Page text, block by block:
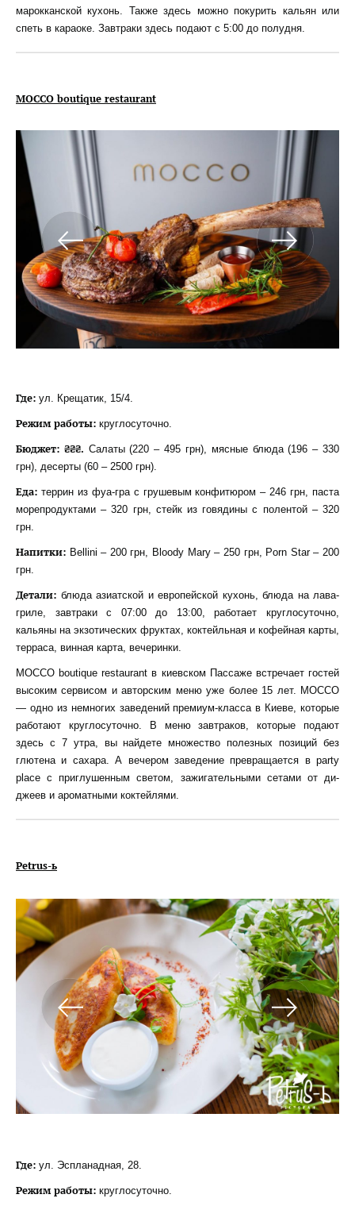
марокканской кухонь. Также здесь можно покурить кальян или
спеть в караоке. Завтраки здесь подают с 5:00 до полудня.
MOCCO boutique restaurant
Где: ул. Крещатик, 15/4.
Режим работы: круглосуточно.
Бюджет: ₴₴₴. Салаты (220 – 495 грн), мясные блюда (196 – 330
грн), десерты (60 – 2500 грн).
Еда: террин из фуа-гра с грушевым конфитюром – 246 грн, паста
морепродуктами – 320 грн, стейк из говядины с полентой – 320
грн.
Напитки: Bellini – 200 грн, Bloody Mary – 250 грн, Porn Star – 200
грн.
Детали: блюда азиатской и европейской кухонь, блюда на лава-
гриле, завтраки с 07:00 до 13:00, работает круглосуточно,
кальяны на экзотических фруктах, коктейльная и кофейная карты,
терраса, винная карта, вечеринки.
MOCCO boutique restaurant в киевском Пассаже встречает гостей
высоким сервисом и авторским меню уже более 15 лет. MOCCO
— одно из немногих заведений премиум-класса в Киеве, которые
работают круглосуточно. В меню завтраков, которые подают
здесь с 7 утра, вы найдете множество полезных позиций без
глютена и сахара. А вечером заведение превращается в party
place с приглушенным светом, зажигательными сетами от ди-
джеев и ароматными коктейлями.
Petrus-ь
Где: ул. Эспланадная, 28.
Режим работы: круглосуточно.